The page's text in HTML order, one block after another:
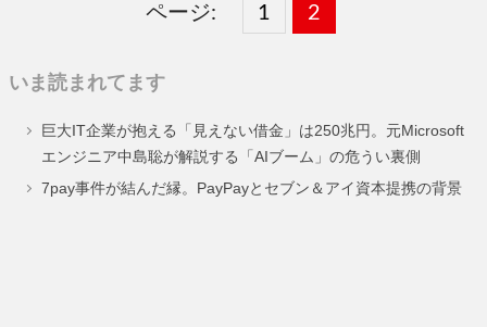
ページ:
固
ー
ジ
1 ,
固
ー
ジ
2
いま読まれてます
巨大IT企業が抱える「見えない借金」は250兆円。元Microsoft
エンジニア中島聡が解説する「AIブーム」の危うい裏側
7pay事件が結んだ縁。PayPayとセブン＆アイ資本提携の背景